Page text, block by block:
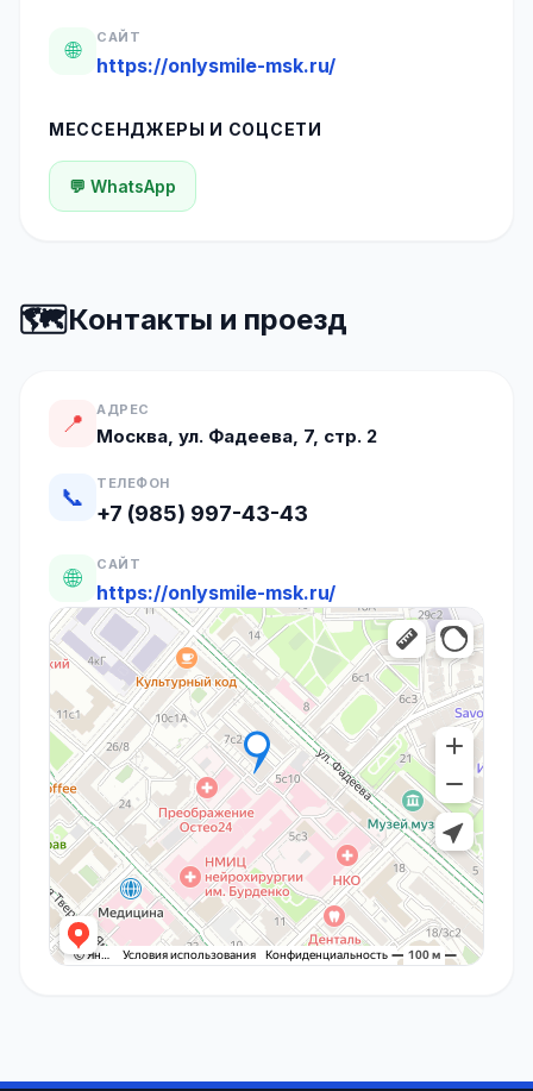
🌐
САЙТ
https://onlysmile-msk.ru/
МЕССЕНДЖЕРЫ И СОЦСЕТИ
💬 WhatsApp
🗺️Контакты и проезд
📍 АДРЕС
Москва, ул. Фадеева, 7, стр. 2
📞 ТЕЛЕФОН
+7 (985) 997-43-43
🌐 САЙТ
https://onlysmile-msk.ru/